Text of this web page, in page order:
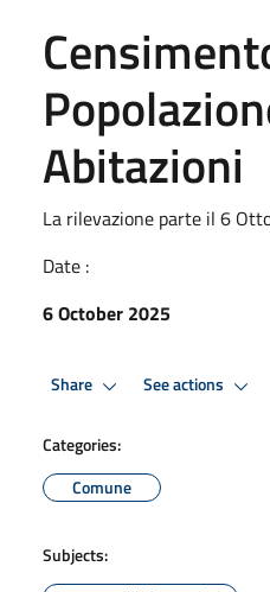
Abitazioni
La rilevazione parte il 6
Date :
6 October 2025
Share See actions
Categories:
Comune
Subjects: